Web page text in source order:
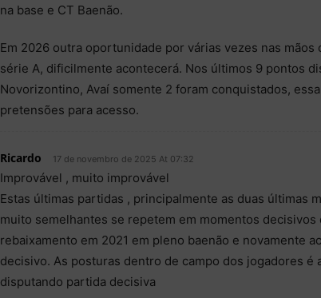
na base e CT Baenão.
Em 2026 outra oportunidade por várias vezes nas mãos
série A, dificilmente acontecerá. Nos últimos 9 pontos
Novorizontino, Avaí somente 2 foram conquistados,
pretensões para acesso.
Ricardo 17 de novembro de 2025 At 07:32
Improvável , muito improvável
Estas últimas partidas , principalmente as duas últimas
muito semelhantes se repetem em momentos decisivos
rebaixamento em 2021 em pleno baenão e novamente
decisivo. As posturas dentro de campo dos jogadores é
disputando partida decisiva